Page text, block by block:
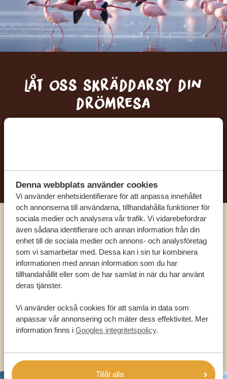
Denna webbplats använder cookies
Vi använder enhetsidentifierare för att anpassa innehållet
och annonserna till användarna, tillhandahålla funktioner för
sociala medier och analysera vår trafik. Vi vidarebefordrar
även sådana identifierare och annan information från din
enhet till de sociala medier och annons- och analysföretag
som vi samarbetar med. Dessa kan i sin tur kombinera
informationen med annan information som du har
tillhandahållit eller som de har samlat in när du har använt
deras tjänster.
Vi använder också cookies för att samla in data som
anpassar vår annonsering och mäter dess effektivitet. Mer
information finns i Googles integritetspolicy.
Tillåt alla
Låt oss skräddarsy din
drömresa
Ring en av våra experter
VÅRA SPECIALISTER FINNS HÄR FÖR ATT
HJÄLPA DIG
SV:+31 174 788 101